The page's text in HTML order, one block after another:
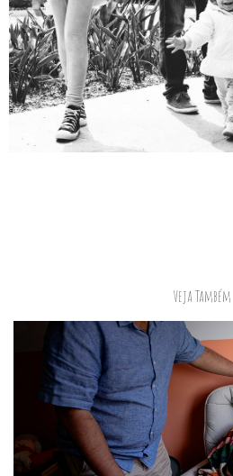
Veja Também